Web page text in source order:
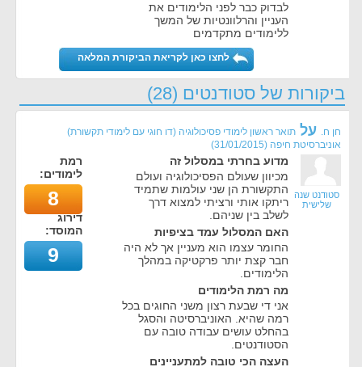
לבדוק כבר לפני הלימודים את
העניין והרלוונטיות של המשך
ללימודים מתקדמים
לחצו כאן לקריאת הביקורת המלאה
ביקורות של סטודנטים (28)
חן ח. על תואר ראשון לימודי פסיכולוגיה (דו חוגי עם לימודי תקשורת)
אוניברסיטת חיפה (
31/01/2015
)
סטודנט שנה
שלישית
מדוע בחרתי במסלול זה
מכיוון שעולם הפסיכולוגיה ועולם
התקשורת הן שני עולמות שתמיד
ריתקו אותי ורציתי למצוא דרך
לשלב בין שניהם.
האם המסלול עמד בציפיות
החומר עצמו הוא מעניין אך לא היה
חבר קצת יותר פרקטיקה במהלך
הלימודים.
מה רמת הלימודים
אני די שבעת רצון משני החוגים בכל
רמה שהיא. האוניברסיטה והסגל
בהחלט עושים עבודה טובה עם
הסטודנטים.
העצה הכי טובה למתעניינים
רמת
לימודים:
8
דירוג
המוסד:
9